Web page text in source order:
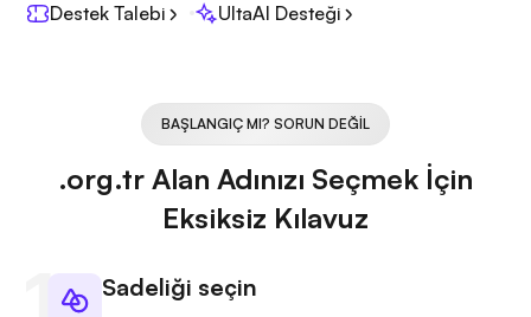
Destek Talebi
UltaAI Desteği
BAŞLANGIÇ MI? SORUN DEĞIL
.org.tr Alan Adınızı Seçmek İçin
Eksiksiz Kılavuz
Sadeliği seçin